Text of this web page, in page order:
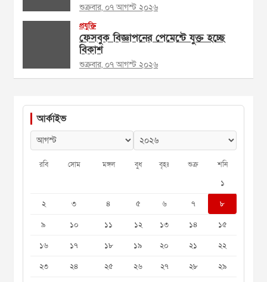
শুক্রবার, ০৭ আগস্ট ২০২৬
প্রযুক্তি
ফেসবুক বিজ্ঞাপনের পেমেন্টে যুক্ত হচ্ছে
বিকাশ
শুক্রবার, ০৭ আগস্ট ২০২৬
আর্কাইভ
রবি সোম মঙ্গল বুধ বৃহঃ শুক্র শনি
১
২
৩ ৪ ৫ ৬ ৭
৮
৯
১০ ১১ ১২ ১৩ ১৪
১৫
১৬
১৭ ১৮ ১৯ ২০ ২১
২২
২৩
২৪ ২৫ ২৬ ২৭ ২৮ ২৯